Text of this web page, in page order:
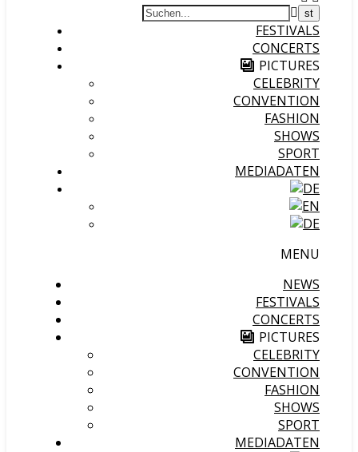
FESTIVALS
CONCERTS
PICTURES
CELEBRITY
CONVENTION
FASHION
SHOWS
SPORT
MEDIADATEN
MENU
NEWS
FESTIVALS
CONCERTS
PICTURES
CELEBRITY
CONVENTION
FASHION
SHOWS
SPORT
MEDIADATEN